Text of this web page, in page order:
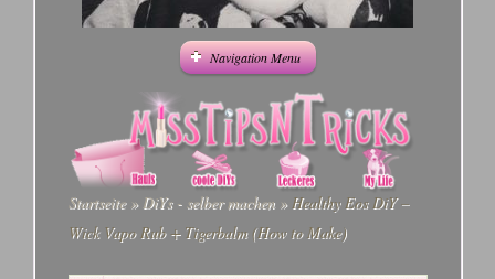
Navigation Menu
Startseite » DiYs - selber machen »Healthy Eos DiY –
Wick Vapo Rub + Tigerbalm (How to Make)